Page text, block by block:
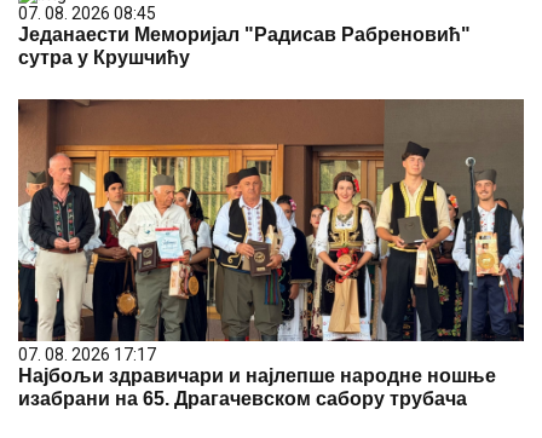
07. 08. 2026 08:45
Једанаести Меморијал "Радисав Рабреновић"
сутра у Крушчићу
07. 08. 2026 17:17
Најбољи здравичари и најлепше народне ношње
изабрани на 65. Драгачевском сабору трубача